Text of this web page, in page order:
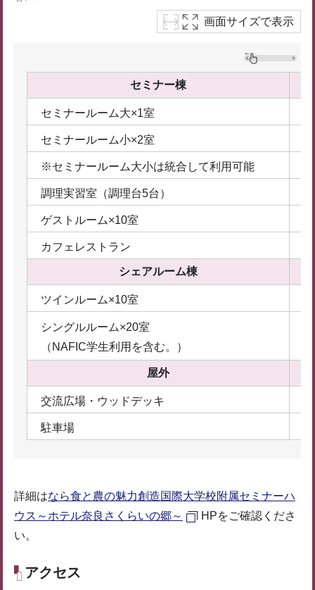
画面サイズで表示
セミナー棟
セミナールーム大×1室
セミナールーム小×2室
※セミナールーム大小は統合して利用可能
調理実習室（調理台5台）
ゲストルーム×10室
カフェレストラン
シェアルーム棟
ツインルーム×10室
シングルルーム×20室
（NAFIC学生利用を含む。）
屋外
交流広場・ウッドデッキ
駐車場
詳細はなら食と農の魅力創造国際大学校附属セミナーハ
ウス～ホテル奈良さくらいの郷～
HPをご確認くださ
い。
アクセス